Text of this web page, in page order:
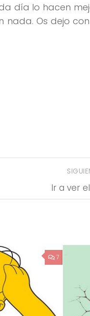
día lo hacen
nada. Os dejo
Ir a ver
7